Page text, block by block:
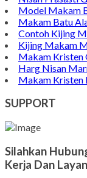
Model Makam
Makam Batu
Contoh Kijing
Kijing Makam
Makam Kristen
Harg Nisan
Makam Kristen
SUPPORT
Silahkan
Kerja Dan